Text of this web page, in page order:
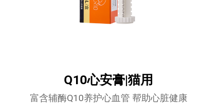
Q10心安膏|猫用
富含辅酶Q10养护心血管 帮助心脏健康